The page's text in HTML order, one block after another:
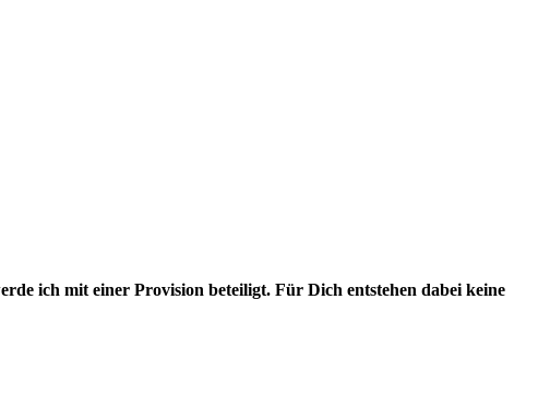
ich mit einer Provision beteiligt. Für Dich entstehen dabei keine